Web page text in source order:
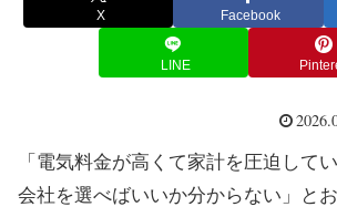
X Facebook
LINE
「電気料金が高くて家計を圧迫して
会社を選べばいいか分からない」と